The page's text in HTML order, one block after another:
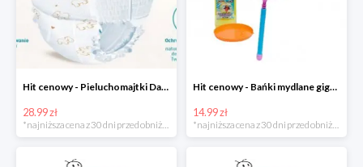
Hit cenowy - Pieluchomajtki Dada Pants
28.99 zł
Hit cenowy - Bańki mydlane gigant lub płyn uzupełniający
14.99 zł